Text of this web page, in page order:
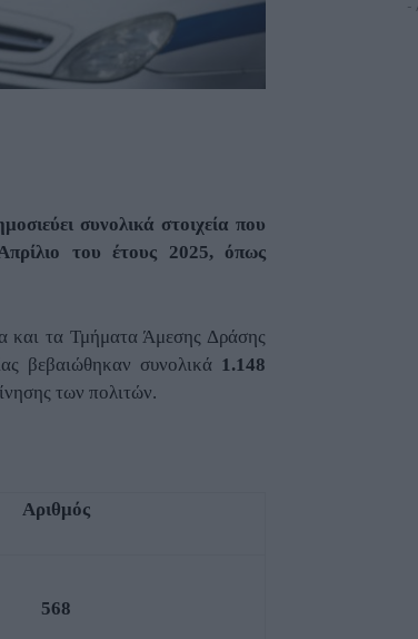
συνολικά στοιχεία που
του έτους 2025, όπως
και τα Τμήματα Άμεσης Δράσης
βεβαιώθηκαν συνολικά 1.148
των πολιτών.
Αριθμός
568
-